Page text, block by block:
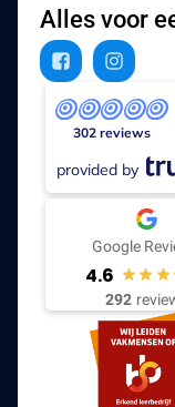
Alles voor
302 reviews
provided by
Google
4.6
292